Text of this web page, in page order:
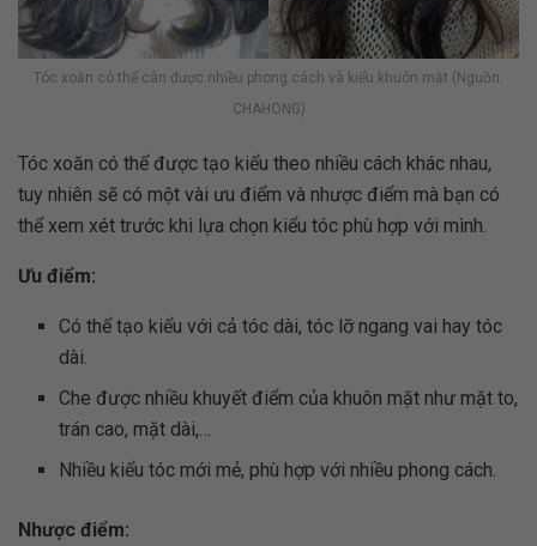
Tóc xoăn có thể cân được nhiều phong cách và kiểu khuôn mặt (Nguồn:
CHAHONG)
Tóc xoăn có thể được tạo kiểu theo nhiều cách khác nhau,
tuy nhiên sẽ có một vài ưu điểm và nhược điểm mà bạn có
thể xem xét trước khi lựa chọn kiểu tóc phù hợp với mình.
Ưu điểm:
Có thể tạo kiểu với cả tóc dài, tóc lỡ ngang vai hay tóc
dài.
Che được nhiều khuyết điểm của khuôn mặt như mặt to,
trán cao, mặt dài,…
Nhiều kiểu tóc mới mẻ, phù hợp với nhiều phong cách.
Nhược điểm: